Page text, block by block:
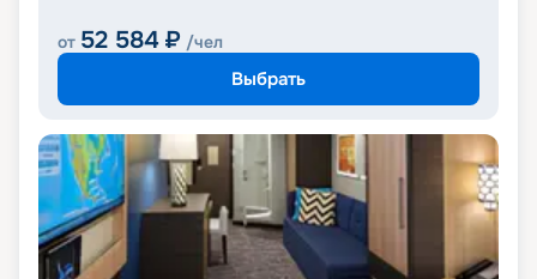
от 52 584 ₽ /чел
Выбрать